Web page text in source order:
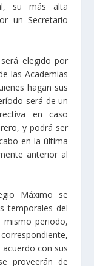
su más alta
un Secretario
elegido por
las Academias
hagan sus
será de un
en caso
y podrá ser
en la última
anterior al
Máximo se
temporales del
mismo periodo,
con sus
proveerán de